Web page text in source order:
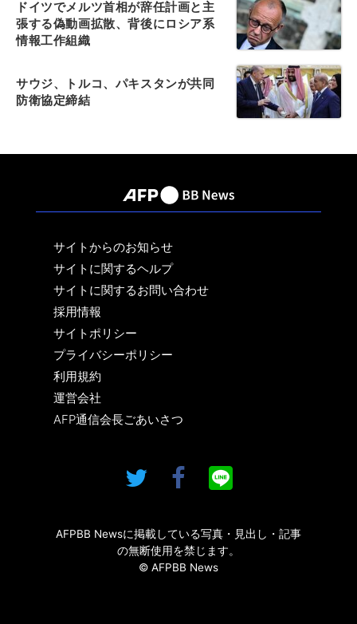
ドイツでメルツ首相が辞任計画と主
張する偽動画拡散、背後にロシア系
情報工作組織
サウジ、トルコ、パキスタンが共同
防衛協定締結
サイトからのお知らせ
サイトに関するヘルプ
サイトに関するお問い合わせ
採用情報
サイトポリシー
プライバシーポリシー
利用規約
運営会社
AFP通信会長ごあいさつ
AFPBB Newsに掲載している写真・見出し・記事
の無断使用を禁じます。
© AFPBB News